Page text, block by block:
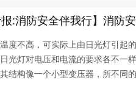
报:消防安全伴我行】消防
度不高，可实际上由日光灯引起
光灯对电压和电流的要求各不一
结构像一个小型变压器，所不同